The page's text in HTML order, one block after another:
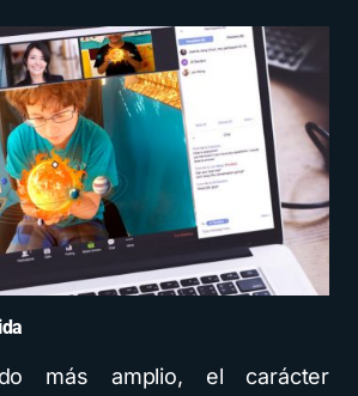
más amplio, el carácter